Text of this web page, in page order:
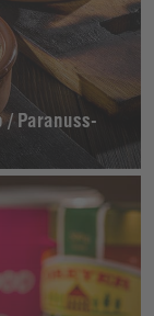
/ Paranuss-